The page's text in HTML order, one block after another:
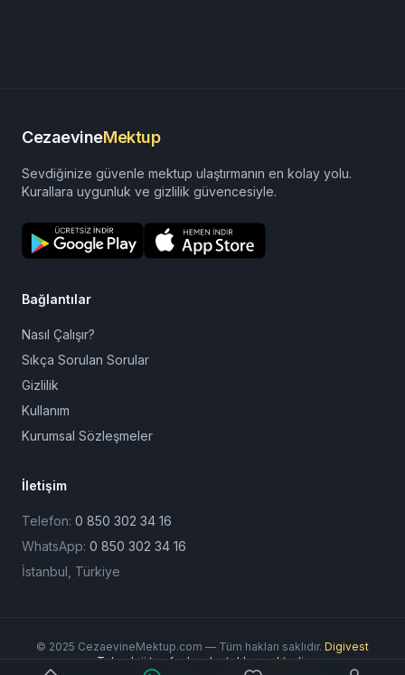
CezaevineMektup
Sevdiğinize güvenle mektup ulaştırmanın en kolay yolu.
Kurallara uygunluk ve gizlilik güvencesiyle.
Bağlantılar
Nasıl Çalışır?
Sıkça Sorulan Sorular
Gizlilik
Kullanım
Kurumsal Sözleşmeler
İletişim
Telefon: 0 850 302 34 16
WhatsApp: 0 850 302 34 16
İstanbul, Türkiye
© 2025 CezaevineMektup.com — Tüm hakları saklıdır. Digivest
Teknoloji tarafından desteklenmektedir.